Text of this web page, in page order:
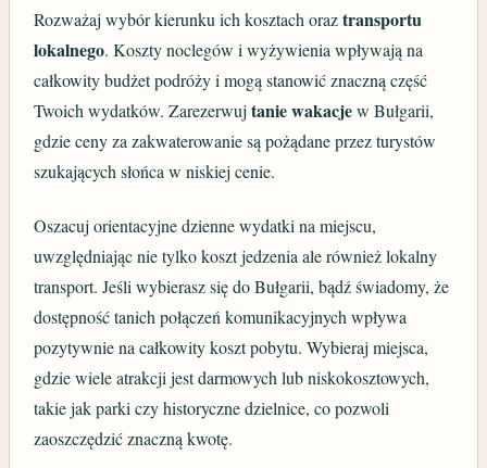
Rozważaj wybór kierunku ich kosztach oraztransportu
lokalnego. Koszty noclegów i wyżywienia wpływają na
całkowity budżet podróży i mogą stanowić znaczną część
Twoich wydatków. Zarezerwujtanie wakacjew Bułgarii,
gdzie ceny za zakwaterowanie są pożądane przez turystów
szukających słońca w niskiej cenie.
Oszacuj orientacyjne dzienne wydatki na miejscu,
uwzględniając nie tylko koszt jedzenia ale również lokalny
transport. Jeśli wybierasz się do Bułgarii, bądź świadomy, że
dostępność tanich połączeń komunikacyjnych wpływa
pozytywnie na całkowity koszt pobytu. Wybieraj miejsca,
gdzie wiele atrakcji jest darmowych lub niskokosztowych,
takie jak parki czy historyczne dzielnice, co pozwoli
zaoszczędzić znaczną kwotę.